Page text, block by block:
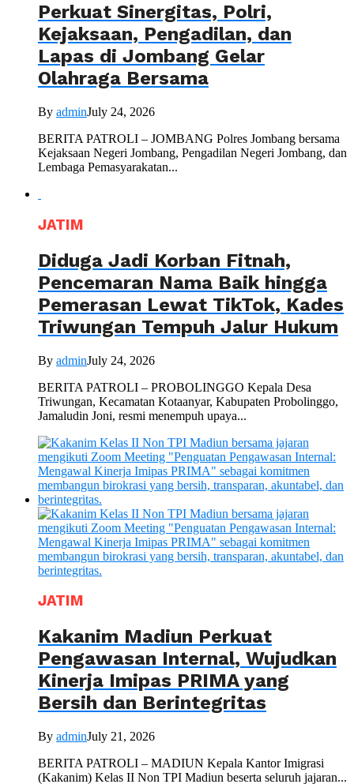
Perkuat Sinergitas, Polri,
Kejaksaan, Pengadilan, dan
Lapas di Jombang Gelar
Olahraga Bersama
By adminJuly 24, 2026
BERITA PATROLI – JOMBANG Polres Jombang bersama
Kejaksaan Negeri Jombang, Pengadilan Negeri Jombang, dan
Lembaga Pemasyarakatan...
JATIM
Diduga Jadi Korban Fitnah,
Pencemaran Nama Baik hingga
Pemerasan Lewat TikTok, Kades
Triwungan Tempuh Jalur Hukum
By adminJuly 24, 2026
BERITA PATROLI – PROBOLINGGO Kepala Desa
Triwungan, Kecamatan Kotaanyar, Kabupaten Probolinggo,
Jamaludin Joni, resmi menempuh upaya...
JATIM
Kakanim Madiun Perkuat
Pengawasan Internal, Wujudkan
Kinerja Imipas PRIMA yang
Bersih dan Berintegritas
By adminJuly 21, 2026
BERITA PATROLI – MADIUN Kepala Kantor Imigrasi
(Kakanim) Kelas II Non TPI Madiun beserta seluruh jajaran...